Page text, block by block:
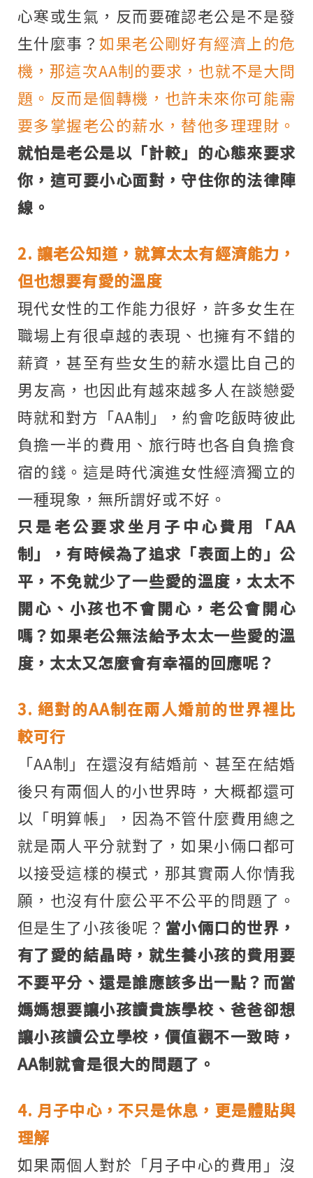
心寒或生氣，反而要確認老公是不是發
生什麼事？如果老公剛好有經濟上的危
機，那這次AA制的要求，也就不是大問
題。反而是個轉機，也許未來你可能需
要多掌握老公的薪水，替他多理理財。
就怕是老公是以「計較」的心態來要求
你，這可要小心面對，守住你的法律陣
線。
2. 讓老公知道，就算太太有經濟能力，
但也想要有愛的溫度
現代女性的工作能力很好，許多女生在
職場上有很卓越的表現、也擁有不錯的
薪資，甚至有些女生的薪水還比自己的
男友高，也因此有越來越多人在談戀愛
時就和對方「AA制」，約會吃飯時彼此
負擔一半的費用、旅行時也各自負擔食
宿的錢。這是時代演進女性經濟獨立的
一種現象，無所謂好或不好。
只是老公要求坐月子中心費用「AA
制」，有時候為了追求「表面上的」公
平，不免就少了一些愛的溫度，太太不
開心、小孩也不會開心，老公會開心
嗎？如果老公無法給予太太一些愛的溫
度，太太又怎麼會有幸福的回應呢？
3. 絕對的AA制在兩人婚前的世界裡比
較可行
「AA制」在還沒有結婚前、甚至在結婚
後只有兩個人的小世界時，大概都還可
以「明算帳」，因為不管什麼費用總之
就是兩人平分就對了，如果小倆口都可
以接受這樣的模式，那其實兩人你情我
願，也沒有什麼公平不公平的問題了。
但是生了小孩後呢？ 當小倆口的世界，
有了愛的結晶時，就生養小孩的費用要
不要平分、還是誰應該多出一點？而當
媽媽想要讓小孩讀貴族學校、爸爸卻想
讓小孩讀公立學校，價值觀不一致時，
AA制就會是很大的問題了。
4. 月子中心，不只是休息，更是體貼與
理解
如果兩個人對於「月子中心的費用」沒